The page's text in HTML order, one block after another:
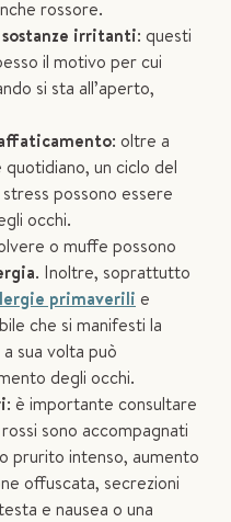
rossore.
irritanti: questi
il motivo per cui
si sta all’aperto,
: oltre a
un ciclo del
possono essere
occhi.
o muffe possono
. Inoltre, soprattutto
primaverili e
che si manifesti la
sua volta può
degli occhi.
: è importante consultare
sono accompagnati
prurito intenso, aumento
offuscata, secrezioni
e nausea o una